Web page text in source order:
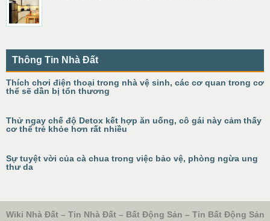
Thông Tin Nhà Đất
Thích chơi điện thoại trong nhà vệ sinh, các cơ quan trong cơ
thể sẽ dần bị tổn thương
Thử ngay chế độ Detox kết hợp ăn uống, cô gái này cảm thấy
cơ thể trẻ khỏe hơn rất nhiều
Sự tuyệt vời của cà chua trong việc bảo vệ, phòng ngừa ung
thư da
Wiki Nhà Đất – Tin Nhà Đất – Bất Động Sản – Tin Bất Động Sản